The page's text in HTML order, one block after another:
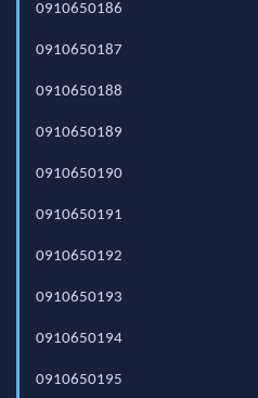
0910650186
0910650187
0910650188
0910650189
0910650190
0910650191
0910650192
0910650193
0910650194
0910650195